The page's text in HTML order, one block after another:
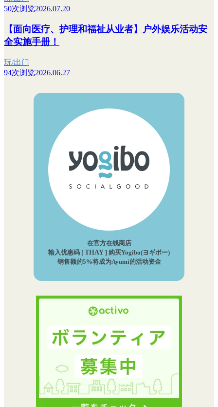
50次浏览2026.07.20
【面向医疗、护理和福祉从业者】户外娱乐活动安
全实施手册！
玩/出门
94次浏览2026.06.27
在官方在线商店
输入优惠码 [ THAY ] 购买Yogibo(ヨギボー)
销售额的5%将成为Ayumi的活动资金